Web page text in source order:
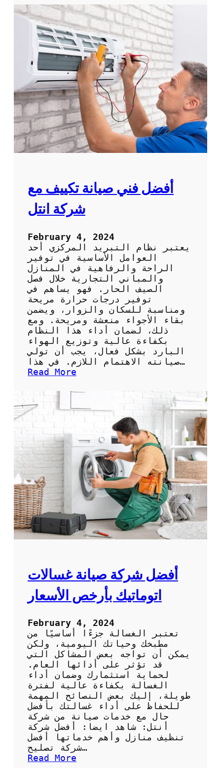
ر
خ
ص
ش
ر
ك
ة
م
ك
ا
ف
ح
ة
ح
ش
ت
و
ا
ه
خ
د
م
ا
ت
ه
ا
أفضل فني صيانة تكييف مع
شركة انتل
February 4, 2024
يعتبر نظام التبريد المركزي أحد
العوامل الأساسية في توفير
الراحة والرفاهية في المنازل
والمباني التجارية خلال فصل
الصيف الحار. فهو يساهم في
توفير درجات حرارة مريحة
ومناسبة للسكان والزوار، ويضمن
بقاء الأجواء منعشة ومريحة. ومع
ذلك، لضمان أداء هذا النظام
بكفاءة عالية وتوزيع الهواء
البارد بشكل فعال، يجب أن تولي
صيانته الاهتمام اللازم. في هذا…
Read More
ف
ل
ي
ي
ا
ن
ك
ي
ي
ش
ك
ا
ت
ل
أفضل شركة صيانة غسالات
اتوماتيك بأرخص الأسعار
February 4, 2024
تعتبر الغسالة جزءًا أساسيًا من
مطبخك وحياتك اليومية، ولكن
يمكن أن تواجه بعض المشاكل التي
قد تؤثر على أدائها العام.
لحماية استثمارك وضمان أداء
الغسالة بكفاءة عالية لفترة
طويلة، إليك بعض النصائح المهمة
للحفاظ على أداء غسالتك بأفضل
حال مع خدمات صيانة من شركة
أنتل: شاهد ايضا: أفضل شركة
تنظيف منازل وأهم خدماتها أفضل
شركة تصليح…
Read More